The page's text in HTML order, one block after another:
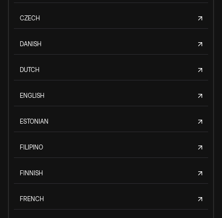
CZECH
DANISH
DUTCH
ENGLISH
ESTONIAN
FILIPINO
FINNISH
FRENCH